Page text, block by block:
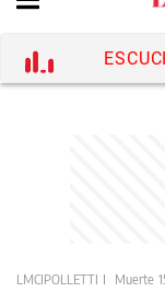
LMCIPOLLETTI Muerte